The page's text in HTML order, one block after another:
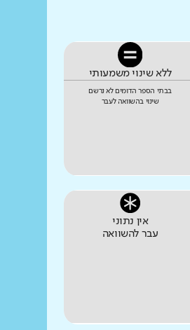
ללא שינוי משמעותי
בבתי הספר הדומים לא נרשם
שינוי בהשוואה לעבר
אין נתוני
עבר להשוואה